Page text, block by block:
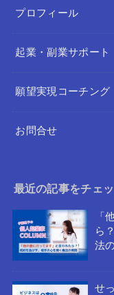
プロフィール
起業・副業サポート
願望実現コーチング
お問合せ
最近の記事をチェッ
「
ら
法
せ